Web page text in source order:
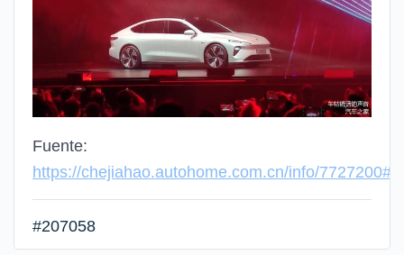
Fuente:
https://chejiahao.autohome.com.cn/info/
#207058